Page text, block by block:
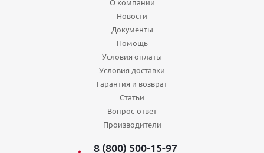
О компании
Новости
Документы
Помощь
Условия оплаты
Условия доставки
Гарантия и возврат
Статьи
Вопрос-ответ
Производители
8 (800) 500-15-97